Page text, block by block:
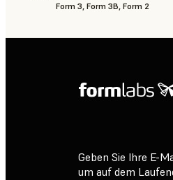
Form 3, Form 3B, Form 2
Geben Sie Ihre E-
um auf dem